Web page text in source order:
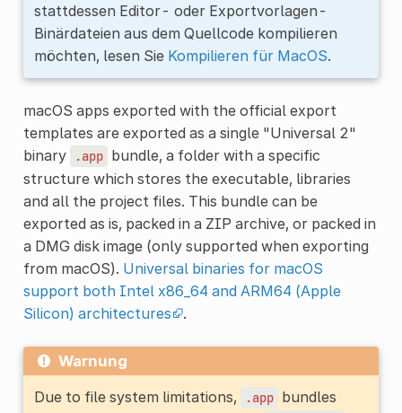
stattdessen Editor- oder Exportvorlagen-
Binärdateien aus dem Quellcode kompilieren
möchten, lesen Sie Kompilieren für MacOS.
macOS apps exported with the official export
templates are exported as a single "Universal 2"
binary
.app bundle, a folder with a specific
structure which stores the executable, libraries
and all the project files. This bundle can be
exported as is, packed in a ZIP archive, or packed in
a DMG disk image (only supported when exporting
from macOS). Universal binaries for macOS
support both Intel x86_64 and ARM64 (Apple
Silicon) architectures
.
Warnung
Due to file system limitations,
.app bundles